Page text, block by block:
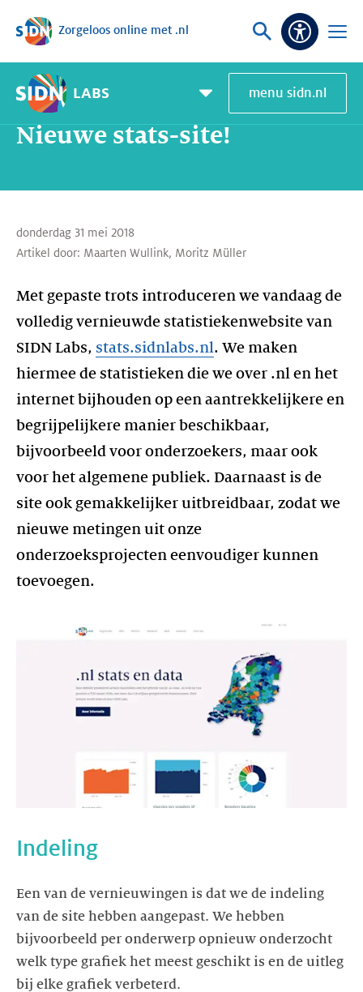
Sla navigatie over
Zorgeloos online met .nl
Vraag
zoek
Open
LABS
Pagemenu
toggle
menu sidn.nl
Home SIDN Labs Nieuwe stats-site!
Nieuwe stats-site!
donderdag 31 mei 2018
Artikel door: Maarten Wullink, Moritz Müller
Met gepaste trots introduceren we vandaag de
volledig vernieuwde statistiekenwebsite van
SIDN Labs, stats.sidnlabs.nl. We maken
hiermee de statistieken die we over .nl en het
internet bijhouden op een aantrekkelijkere en
begrijpelijkere manier beschikbaar,
bijvoorbeeld voor onderzoekers, maar ook
voor het algemene publiek. Daarnaast is de
site ook gemakkelijker uitbreidbaar, zodat we
nieuwe metingen uit onze
onderzoeksprojecten eenvoudiger kunnen
toevoegen.
Indeling
Een van de vernieuwingen is dat we de indeling
van de site hebben aangepast. We hebben
bijvoorbeeld per onderwerp opnieuw onderzocht
welk type grafiek het meest geschikt is en de uitleg
bij elke grafiek verbeterd.